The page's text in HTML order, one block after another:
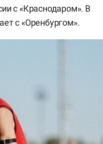
с «Краснодаром». В
с «Оренбургом».